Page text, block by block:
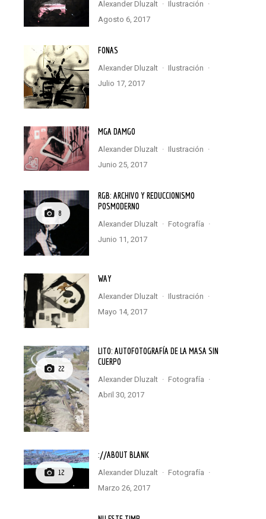
Alexander Dluzalt · Ilustración ·
agosto 6, 2017
FONAS
Alexander Dluzalt · Ilustración ·
julio 17, 2017
MGA DAMGO
Alexander Dluzalt · Ilustración ·
junio 25, 2017
8
RGB: ARCHIVO Y REDUCCIONISMO
POSMODERNO
Alexander Dluzalt · Fotografía ·
junio 11, 2017
WAY
Alexander Dluzalt · Ilustración ·
mayo 14, 2017
22
LITO: AUTOFOTOGRAFÍA DE LA MASA SIN
CUERPO
Alexander Dluzalt · Fotografía ·
abril 30, 2017
12
://ABOUT BLANK
Alexander Dluzalt · Fotografía ·
marzo 26, 2017